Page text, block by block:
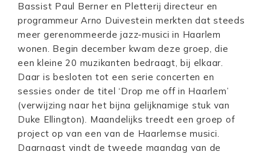
Bassist Paul Berner en Pletterij directeur en
programmeur Arno Duivestein merkten dat steeds
meer gerenommeerde jazz-musici in Haarlem
wonen. Begin december kwam deze groep, die
een kleine 20 muzikanten bedraagt, bij elkaar.
Daar is besloten tot een serie concerten en
sessies onder de titel ‘Drop me off in Haarlem’
(verwijzing naar het bijna gelijknamige stuk van
Duke Ellington). Maandelijks treedt een groep of
project op van een van de Haarlemse musici.
Daarnaast vindt de tweede maandag van de